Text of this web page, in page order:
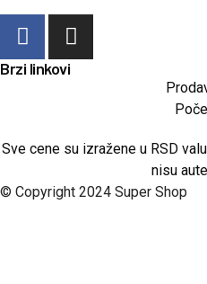
Brzi linkovi
Sve cene su izražene u RSD
nisu
© Copyright 2024 Super Shop